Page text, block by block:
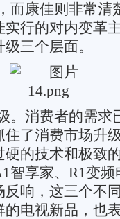
而康佳则非常清
行的对内变革
三个层面。
。消费者的需求
了消费市场升
的技术和极致
享家、R1变频
响，这三个不
电视新品，也